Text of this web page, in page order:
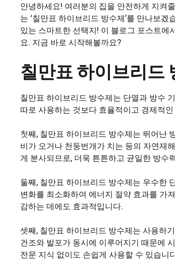
안녕하세요! 여러분의 집을 안전하게 지켜
는 ‘칠만표 하이브리드 방수제’를 만나보
있는 스마트한 선택지! 이 블로그 포스트에
요. 지금 바로 시작해볼까요?
칠만표 하이브리드
칠만표 하이브리드 방수제는 단열과 방수
따로 사용하는 것보다 효율적이고 경제적
첫째, 칠만표 하이브리드 방수제는 뛰어난
비가 오거나 천둥번개가 치는 등의 자연재
게 분사되므로, 더욱 튼튼하고 균일한 방수
둘째, 칠만표 하이브리드 방수제는 우수한
변화를 최소화하여 에너지 절약 효과를 가
감하는 데에도 효과적입니다.
셋째, 칠만표 하이브리드 방수제는 사용하
건조와 발포가 동시에 이루어지기 때문에
전문 지식 없이도 손쉽게 사용할 수 있습니